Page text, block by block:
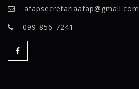
afapsecretariaafap@gmail.com
099-856-7241